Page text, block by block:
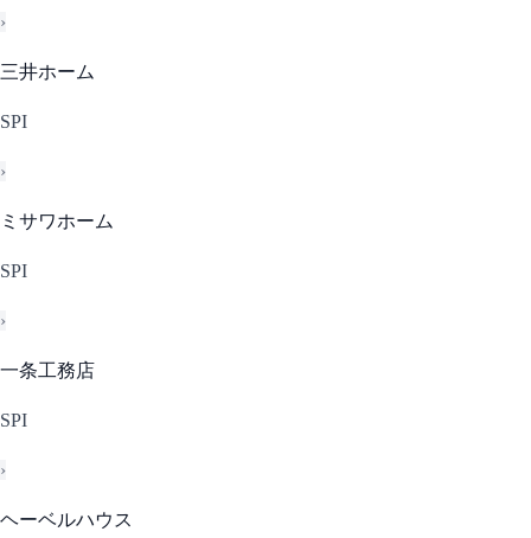
›
三井ホーム
SPI
›
ミサワホーム
SPI
›
一条工務店
SPI
›
ヘーベルハウス